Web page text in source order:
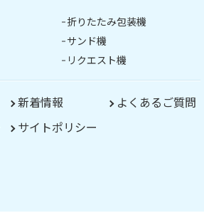
折りたたみ包装機
サンド機
リクエスト機
新着情報
よくあるご質問
サイトポリシー